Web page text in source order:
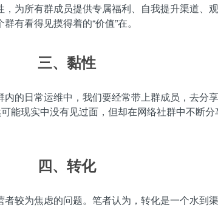
为所有群成员提供专属福利、自我提升渠道、
有看得见摸得着的“价值”在。
三、 黏性
的日常运维中，我们要经常带上群成员，去分
能现实中没有见过面，但却在网络社群中不断
四、 转化
较为焦虑的问题。笔者认为，转化是一个水到